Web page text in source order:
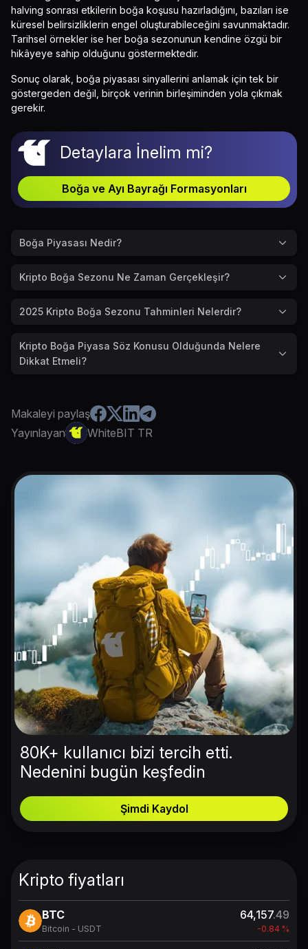
halving sonrası etkilerin boğa koşusu hazırladığını, bazıları ise
küresel belirsizliklerin engel oluşturabileceğini savunmaktadır.
Tarihsel örnekler ise her boğa sezonunun kendine özgü bir
hikâyeye sahip olduğunu göstermektedir.
Sonuç olarak, boğa piyasası sinyallerini anlamak için tek bir
göstergeden değil, birçok verinin birleşiminden yola çıkmak
gerekir.
Detaylara İnelim mi?
Boğa ve Ayı Bayrağı Formasyonları
Boğa Piyasası Nedir?
Kripto Boğa Sezonu Ne Zaman Gerçekleşir?
2025 Kripto Boğa Sezonu Tahminleri Nelerdir?
Kripto Boğa Piyasa Söz Konusu Olduğunda Nelere
Dikkat Etmeli?
Makaleyi paylaş
Yayınlayan
WhiteBIT TR
80K+ kullanıcı bizi tercih etti.
Nedenini bugün keşfedin
Şimdi Kaydol
Kripto fiyatları
BTC
Bitcoin - USDT
64,157.49
-0.84 %